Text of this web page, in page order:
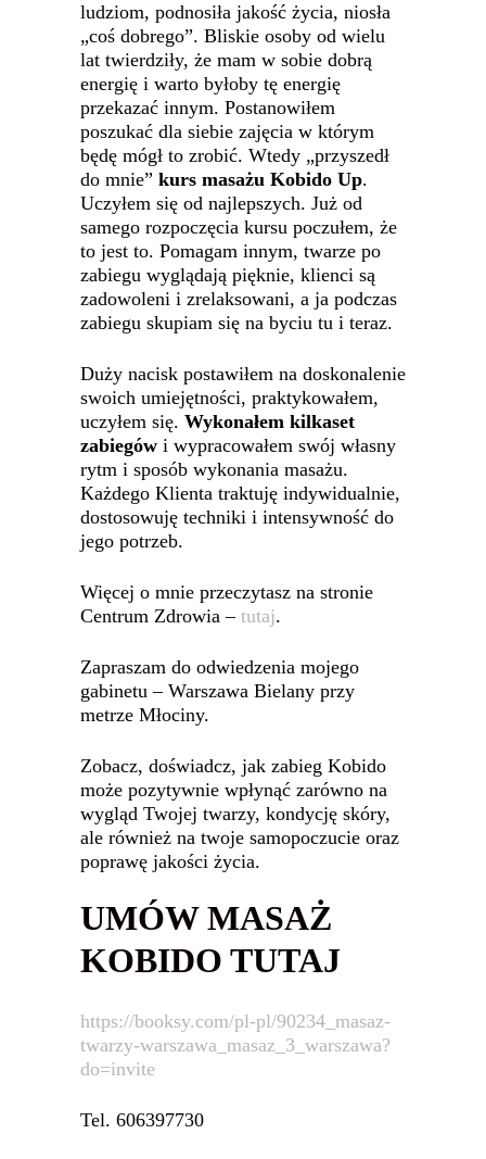
ludziom, podnosiła jakość życia, niosła
„coś dobrego”. Bliskie osoby od wielu
lat twierdziły, że mam w sobie dobrą
energię i warto byłoby tę energię
przekazać innym. Postanowiłem
poszukać dla siebie zajęcia w którym
będę mógł to zrobić. Wtedy „przyszedł
do mnie” kurs masażu Kobido Up.
Uczyłem się od najlepszych. Już od
samego rozpoczęcia kursu poczułem, że
to jest to. Pomagam innym, twarze po
zabiegu wyglądają pięknie, klienci są
zadowoleni i zrelaksowani, a ja podczas
zabiegu skupiam się na byciu tu i teraz.
Duży nacisk postawiłem na doskonalenie
swoich umiejętności, praktykowałem,
uczyłem się. Wykonałem kilkaset
zabiegów i wypracowałem swój własny
rytm i sposób wykonania masażu.
Każdego Klienta traktuję indywidualnie,
dostosowuję techniki i intensywność do
jego potrzeb.
Więcej o mnie przeczytasz na stronie
Centrum Zdrowia – tutaj.
Zapraszam do odwiedzenia mojego
gabinetu – Warszawa Bielany przy
metrze Młociny.
Zobacz, doświadcz, jak zabieg Kobido
może pozytywnie wpłynąć zarówno na
wygląd Twojej twarzy, kondycję skóry,
ale również na twoje samopoczucie oraz
poprawę jakości życia.
UMÓW MASAŻ
KOBIDO TUTAJ
https://booksy.com/pl-pl/90234_masaz-
twarzy-warszawa_masaz_3_warszawa?
do=invite
Tel. 606397730